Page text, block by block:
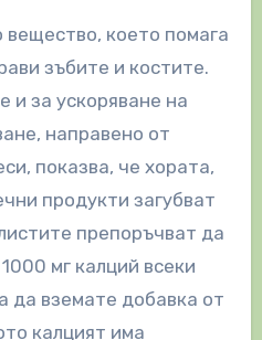
вещество, което помага
зъбите и костите.
за ускоряване на
направено от
показва, че хората,
продукти загубват
препоръчват да
мг калций всеки
да вземате добавка от
калцият има